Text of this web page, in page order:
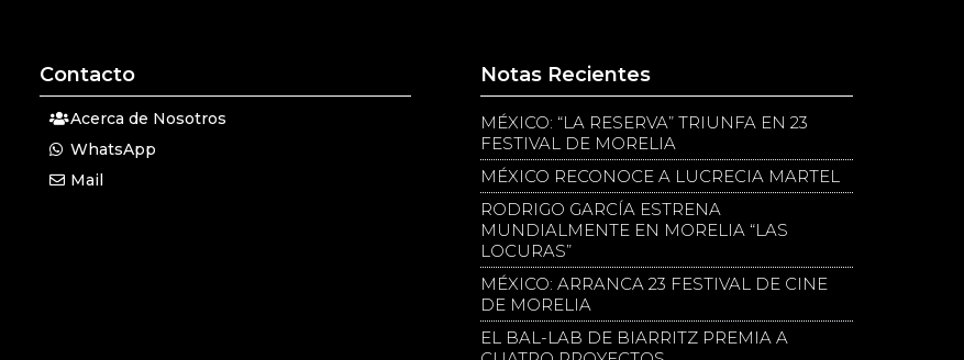
Contacto
Acerca de Nosotros
WhatsApp
Mail
Notas Recientes
MÉXICO: “LA RESERVA” TRIUNFA EN 23
FESTIVAL DE MORELIA
MÉXICO RECONOCE A LUCRECIA MARTEL
RODRIGO GARCÍA ESTRENA
MUNDIALMENTE EN MORELIA “LAS
LOCURAS”
MÉXICO: ARRANCA 23 FESTIVAL DE CINE
DE MORELIA
EL BAL-LAB DE BIARRITZ PREMIA A